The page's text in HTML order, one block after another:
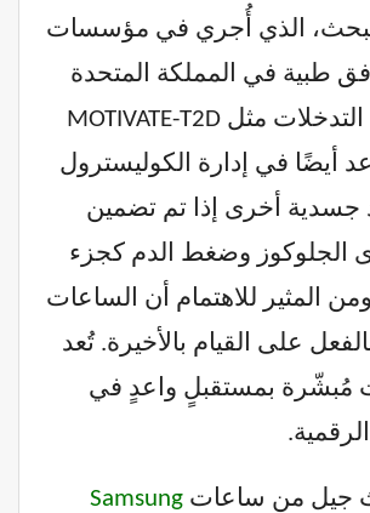
الذي أُجري في مؤسسات
طبية في المملكة المتحدة
وكندا، إلى أن التدخلات مثل MOTIVATE-T2D
أيضًا في إدارة الكوليسترول
جسدية أخرى إذا تم تضمين
الجلوكوز وضغط الدم كجزء
المثير للاهتمام أن الساعات
على القيام بالأخيرة. تُعد
مُبشّرة بمستقبلٍ واعدٍ في
جيل من ساعات Samsung